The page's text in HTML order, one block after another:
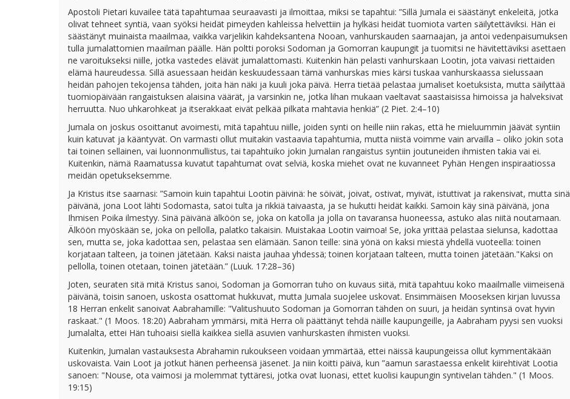
Apostoli Pietari kuvailee tätä tapahtumaa seuraavasti ja ilmoittaa, miksi se tapahtui: ”Sillä Jumala ei säästänyt enkeleitä, jotka
olivat tehneet syntiä, vaan syöksi heidät pimeyden kahleissa helvettiin ja hylkäsi heidät tuomiota varten säilytettäviksi. Hän ei
säästänyt muinaista maailmaa, vaikka varjelikin kahdeksantena Nooan, vanhurskauden saarnaajan, ja antoi vedenpaisumuksen
tulla jumalattomien maailman päälle. Hän poltti poroksi Sodoman ja Gomorran kaupungit ja tuomitsi ne hävitettäviksi asettaen
ne varoitukseksi niille, jotka vastedes elävät jumalattomasti. Kuitenkin hän pelasti vanhurskaan Lootin, jota vaivasi riettaiden
elämä haureudessa. Sillä asuessaan heidän keskuudessaan tämä vanhurskas mies kärsi tuskaa vanhurskaassa sielussaan
heidän pahojen tekojensa tähden, joita hän näki ja kuuli joka päivä. Herra tietää pelastaa jumaliset koetuksista, mutta säilyttää
tuomiopäivään rangaistuksen alaisina väärät, ja varsinkin ne, jotka lihan mukaan vaeltavat saastaisissa himoissa ja halveksivat
herruutta. Nuo uhkarohkeat ja itserakkaat eivät pelkää pilkata mahtavia henkiä” (2 Piet. 2:4–10)
Jumala on joskus osoittanut avoimesti, mitä tapahtuu niille, joiden synti on heille niin rakas, että he mieluummin jäävät syntiin
kuin katuvat ja kääntyvät. On varmasti ollut muitakin vastaavia tapahtumia, mutta niistä voimme vain arvailla – oliko jokin sota
tai toinen sellainen, vai luonnonmullistus, tai tapahtuiko jokin Jumalan rangaistus syntiin joutuneiden ihmisten takia vai ei.
Kuitenkin, nämä Raamatussa kuvatut tapahtumat ovat selviä, koska miehet ovat ne kuvanneet Pyhän Hengen inspiraatiossa
meidän opetukseksemme.
Ja Kristus itse saarnasi: ”Samoin kuin tapahtui Lootin päivinä: he söivät, joivat, ostivat, myivät, istuttivat ja rakensivat, mutta sinä
päivänä, jona Loot lähti Sodomasta, satoi tulta ja rikkiä taivaasta, ja se hukutti heidät kaikki. Samoin käy sinä päivänä, jona
Ihmisen Poika ilmestyy. Sinä päivänä älköön se, joka on katolla ja jolla on tavaransa huoneessa, astuko alas niitä noutamaan.
Älköön myöskään se, joka on pellolla, palatko takaisin. Muistakaa Lootin vaimoa! Se, joka yrittää pelastaa sielunsa, kadottaa
sen, mutta se, joka kadottaa sen, pelastaa sen elämään. Sanon teille: sinä yönä on kaksi miestä yhdellä vuoteella: toinen
korjataan talteen, ja toinen jätetään. Kaksi naista jauhaa yhdessä; toinen korjataan talteen, mutta toinen jätetään."Kaksi on
pellolla, toinen otetaan, toinen jätetään.” (Luuk. 17:28–36)
Joten, seuraten sitä mitä Kristus sanoi, Sodoman ja Gomorran tuho on kuvaus siitä, mitä tapahtuu koko maailmalle viimeisenä
päivänä, toisin sanoen, uskosta osattomat hukkuvat, mutta Jumala suojelee uskovat. Ensimmäisen Mooseksen kirjan luvussa
18 Herran enkelit sanoivat Aabrahamille: "Valitushuuto Sodoman ja Gomorran tähden on suuri, ja heidän syntinsä ovat hyvin
raskaat." (1 Moos. 18:20) Aabraham ymmärsi, mitä Herra oli päättänyt tehdä näille kaupungeille, ja Aabraham pyysi sen vuoksi
Jumalalta, ettei Hän tuhoaisi siellä kaikkea siellä asuvien vanhurskasten ihmisten vuoksi.
Kuitenkin, Jumalan vastauksesta Abrahamin rukoukseen voidaan ymmärtää, ettei näissä kaupungeissa ollut kymmentäkään
uskovaista. Vain Loot ja jotkut hänen perheensä jäsenet. Ja niin koitti päivä, kun ”aamun sarastaessa enkelit kiirehtivät Lootia
sanoen: "Nouse, ota vaimosi ja molemmat tyttäresi, jotka ovat luonasi, ettet kuolisi kaupungin syntivelan tähden." (1 Moos.
19:15)